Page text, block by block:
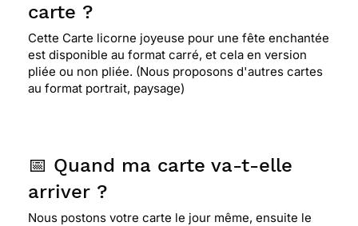
carte ?
Cette Carte licorne joyeuse pour une fête enchantée
est disponible au format carré, et cela en version
pliée ou non pliée. (Nous proposons d'autres cartes
au format portrait, paysage)
📅 Quand ma carte va-t-elle
arriver ?
Nous postons votre carte le jour même, ensuite le